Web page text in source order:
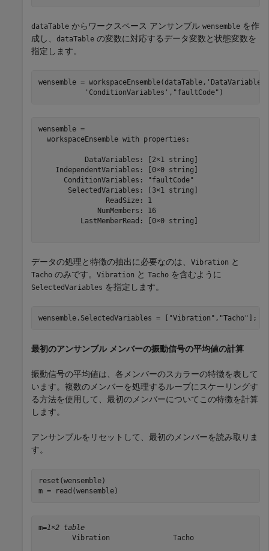
dataTable からワークスペース アンサンブル wensemble を作
成し、 dataTable の変数に対応するデータ変数と状態変数を
指定します。
wensemble = workspaceEnsemble(dataTable, 'DataVariables'
'ConditionVariables' , "faultCode" )
wensemble =
  workspaceEnsemble with properties:
           DataVariables: [2×1 string]
    IndependentVariables: [0×0 string]
      ConditionVariables: "faultCode"
       SelectedVariables: [3×1 string]
                ReadSize: 1
              NumMembers: 16
          LastMemberRead: [0×0 string]
データの処理と特徴の抽出に必要なのは、 Vibration と
Tacho のみです。 Vibration と Tacho を含むように
SelectedVariables を指定します。
wensemble.SelectedVariables = [ "Vibration" , "Tacho" ];
最初のアンサンブル メンバーの振動信号の平均値の計算
振動信号の平均値は、各メンバーのスカラーの特徴を表して
います。複数のメンバーを処理するループにスケーリングす
る方法を使用して、最初のメンバーについてこの特徴を計算
します。
アンサンブルをリセットして、最初のメンバーを読み取りま
す。
reset(wensemble)
m = read(wensemble)
m=1×2 table
        Vibration               Tacho